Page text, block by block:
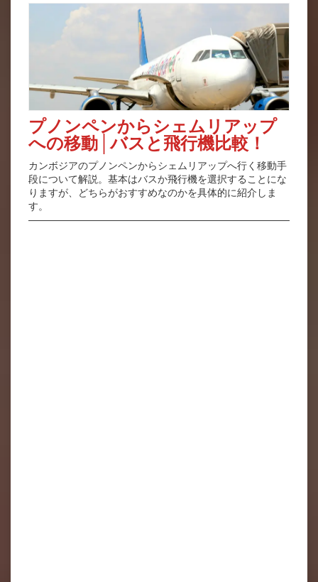
プノンペンからシェムリアップ
への移動│バスと飛行機比較！
カンボジアのプノンペンからシェムリアップへ行く移動手
段について解説。基本はバスか飛行機を選択することにな
りますが、どちらがおすすめなのかを具体的に紹介しま
す。